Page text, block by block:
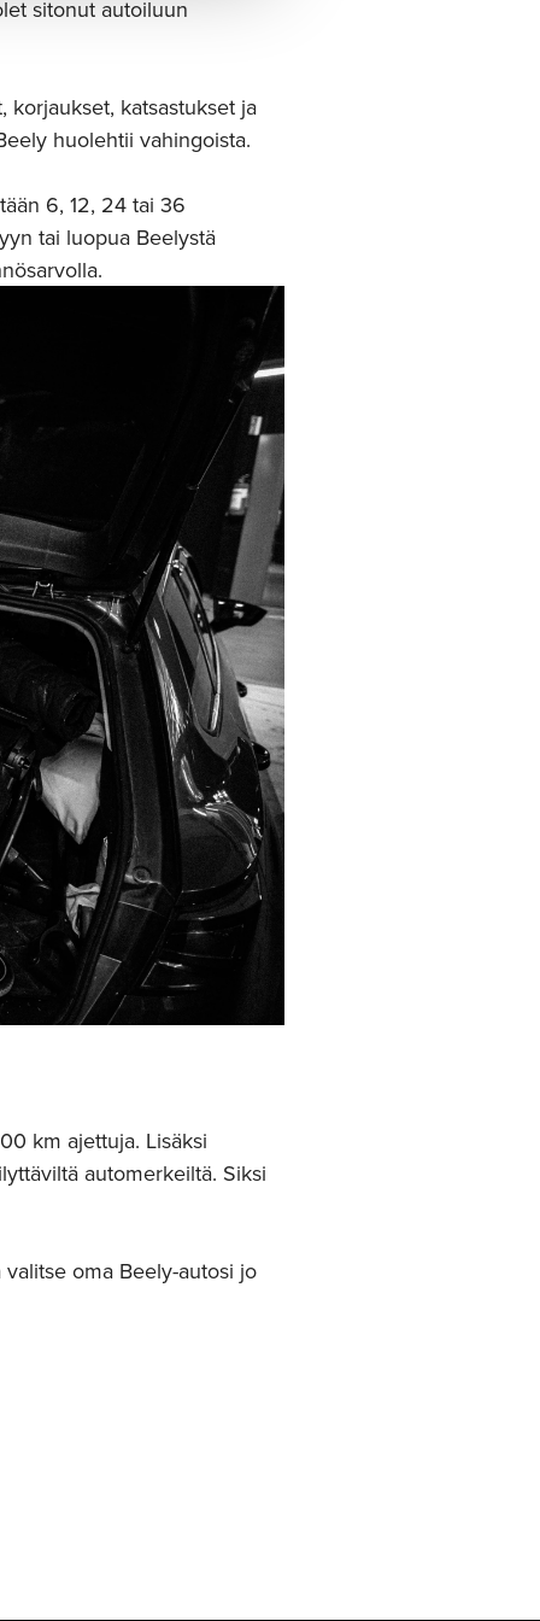
sitonut autoiluun
katsastukset ja
huolehtii vahingoista.
6, 12, 24 tai 36
tai luopua Beelystä
km ajettuja. Lisäksi
automerkeiltä. Siksi
oma Beely-autosi jo